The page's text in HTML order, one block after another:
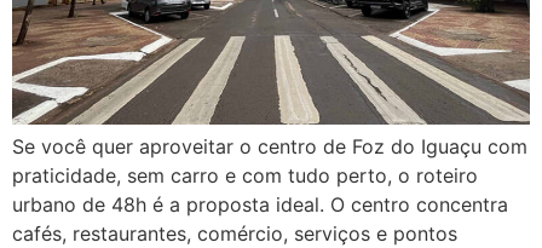
Se você quer aproveitar o centro de Foz do Iguaçu com
praticidade, sem carro e com tudo perto, o roteiro
urbano de 48h é a proposta ideal. O centro concentra
cafés, restaurantes, comércio, serviços e pontos